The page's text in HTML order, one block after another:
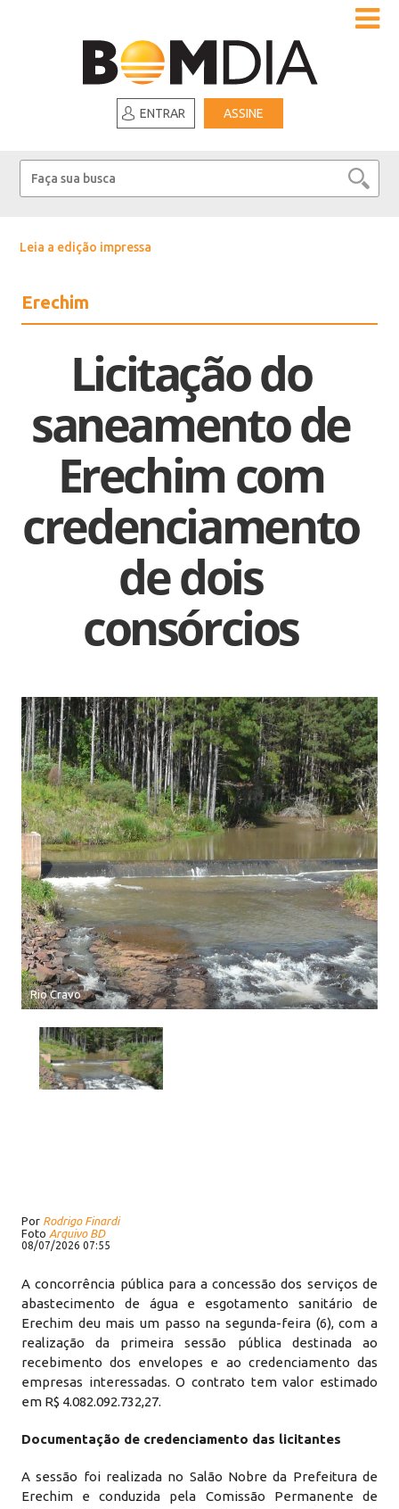
ENTRAR ASSINE
Leia a edição impressa
Erechim
Licitação do
saneamento de
Erechim com
credenciamento
de dois
consórcios
Rio Cravo
Por Rodrigo Finardi
Foto Arquivo BD
08/07/2026 07:55
A concorrência pública para a concessão dos serviços de
abastecimento de água e esgotamento sanitário de
Erechim deu mais um passo na segunda-feira (6), com a
realização da primeira sessão pública destinada ao
recebimento dos envelopes e ao credenciamento das
empresas interessadas. O contrato tem valor estimado
em R$ 4.082.092.732,27.
Documentação de credenciamento das licitantes
A sessão foi realizada no Salão Nobre da Prefeitura de
Erechim e conduzida pela Comissão Permanente de